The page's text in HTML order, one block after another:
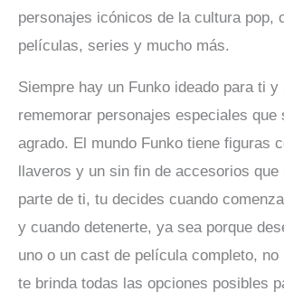
personajes icónicos de la cultura pop,
películas, series y mucho más.
Siempre hay un Funko ideado para ti y
rememorar personajes especiales que
agrado. El mundo Funko tiene figuras
llaveros y un sin fin de accesorios que
parte de ti, tu decides cuando
y cuando detenerte, ya sea porque
uno o un cast de película completo, no
te brinda todas las opciones posibles